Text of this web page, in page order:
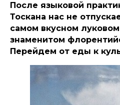
После языковой
Тоскана нас не
самом вкусном
знаменитом
Перейдем от еды к